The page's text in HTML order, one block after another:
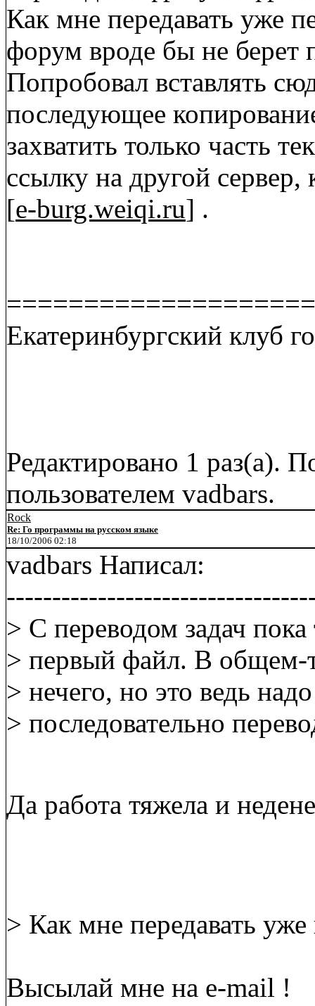
Как мне передавать уже
форум вроде бы не берет
Попробовал вставлять
последующее
захватить только часть
ссылку на другой
[e-burg.weiqi.ru] .
Екатеринбургский клуб
Редактировано 1 раз(а).
пользователем vadbars.
Rock
Re: Го программы на русском языке
18/10/2006 02:18
vadbars Написал:
> С переводом задач пока
> первый файл. В общем-
> нечего, но это ведь
> последовательно
Да работа тяжела и
> Как мне передавать
Высылай мне на e-mail !